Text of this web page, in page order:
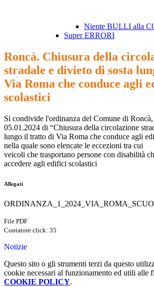
Niente BULLI alla
Super ERRORI
Roncà. Chiusura della
stradale e divieto di sosta
Via Roma che conduce agli
scolastici
Si condivide l'ordinanza del Comune di Roncà,
05.01.2024 di “Chiusura della circolazione
lungo il tratto di Via Roma che conduce agli
nella quale sono elencate le eccezioni tra cui
veicoli che trasportano persone con disabilità
accedere agli edifici scolastici
Allegati
File PDF
Contatore click: 35
Notizie
Questo sito o gli strumenti terzi da questo
cookie necessari al funzionamento ed utili alle
COOKIE POLICY.